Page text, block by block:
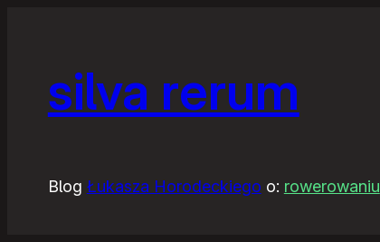
silva rerum
Blog Łukasza Horodeckiego o: rowerowaniu